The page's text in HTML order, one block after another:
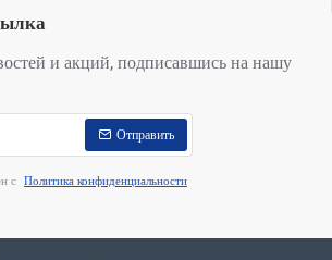
и акций, подписавшись на нашу
Отправить
с Политика конфиденциальности